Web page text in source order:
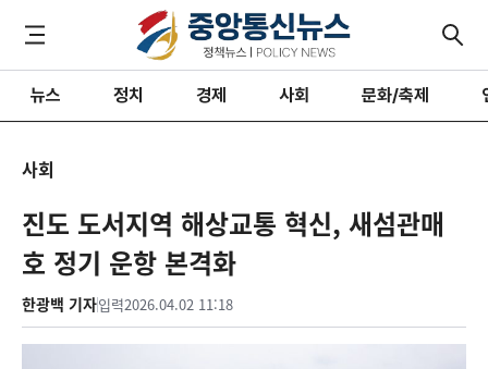
뉴스 정치 경제 사회 문화/축제
사회
진도 도서지역 해상교통 혁신, 새섬관매
호 정기 운항 본격화
한광백 기자입력2026.04.02 11:18